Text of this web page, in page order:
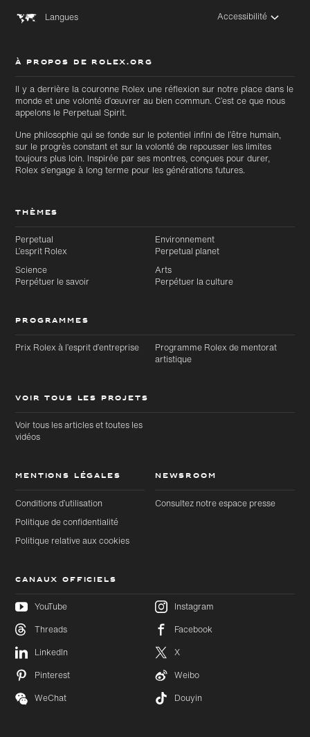
Accéder
au
contenu
principal
au bas
Langues Accessibilité
À PROPOS DE ROLEX.ORG
Il y a derrière la couronne Rolex une réflexion sur notre place dans le
monde et une volonté d’œuvrer au bien commun. C’est ce que nous
appelons le Perpetual Spirit.
Une philosophie qui se fonde sur le potentiel infini de l’être humain,
sur le progrès constant et sur la volonté de repousser les limites
toujours plus loin. Inspirée par ses montres, conçues pour durer,
Rolex s’engage à long terme pour les générations futures.
THÈMES
Perpetual
L’esprit Rolex
Environnement
Perpetual planet
Science
Perpétuer le savoir
Arts
Perpétuer la culture
PROGRAMMES
Prix Rolex à l’esprit d’entreprise
Programme Rolex de mentorat
artistique
VOIR TOUS LES PROJETS
Voir tous les articles et toutes les
vidéos
MENTIONS LÉGALES
Conditions d’utilisation
Politique de confidentialité
Politique relative aux cookies
NEWSROOM
Consultez notre espace presse
CANAUX OFFICIELS
YouTube
Instagram
Threads
Facebook
LinkedIn
X
Pinterest
Weibo
WeChat
Douyin